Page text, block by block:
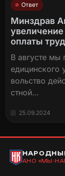
Ответ
Минздрав
оплаты
В августе мы
едицинского
вольство
стной…
25.09.2024
АНО «МЫ-